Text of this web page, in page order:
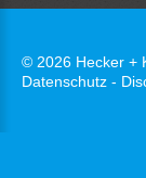
© 2026 Hecker +
Datenschutz -